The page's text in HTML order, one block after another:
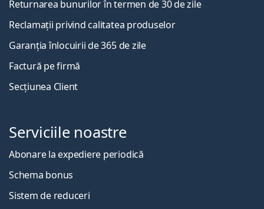
Returnarea bunurilor în termen de 30 de zile
Reclamații privind calitatea produselor
Garanția înlocuirii de 365 de zile
Factură pe firmă
Secțiunea Client
Serviciile noastre
Abonare la expediere periodică
Schema bonus
Sistem de reduceri